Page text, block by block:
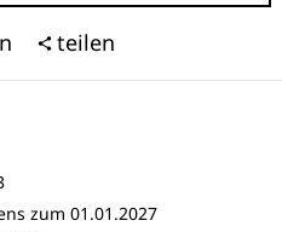
teilen
zum 01.01.2027